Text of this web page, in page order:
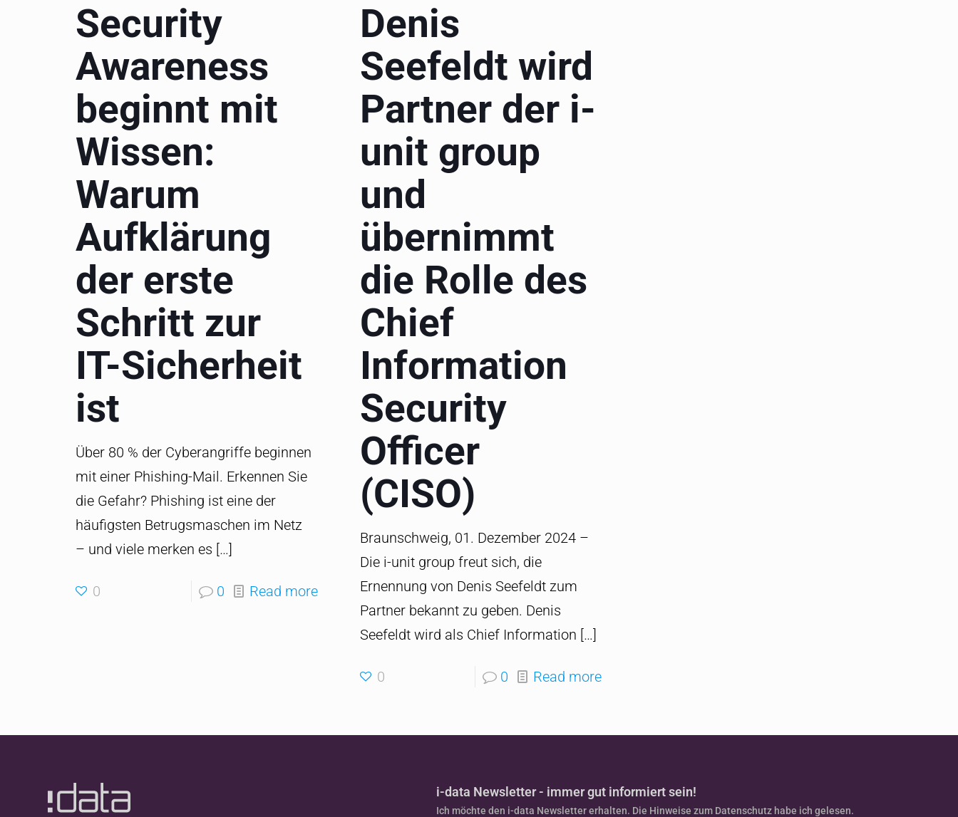
Security
Awareness
beginnt mit
Wissen:
Warum
Aufklärung
der erste
Schritt zur
IT-Sicherheit
ist
Über 80 % der Cyberangriffe beginnen
mit einer Phishing-Mail. Erkennen Sie
die Gefahr? Phishing ist eine der
häufigsten Betrugsmaschen im Netz
– und viele merken es […]
0 0 Read more
Denis
Seefeldt wird
Partner der i-
unit group
und
übernimmt
die Rolle des
Chief
Information
Security
Officer
(CISO)
Braunschweig, 01. Dezember 2024 –
Die i-unit group freut sich, die
Ernennung von Denis Seefeldt zum
Partner bekannt zu geben. Denis
Seefeldt wird als Chief Information […]
0 0 Read more
i-data Newsletter - immer gut informiert sein!
Ich möchte den i-data Newsletter erhalten. Die Hinweise zum Datenschutz habe ich gelesen.